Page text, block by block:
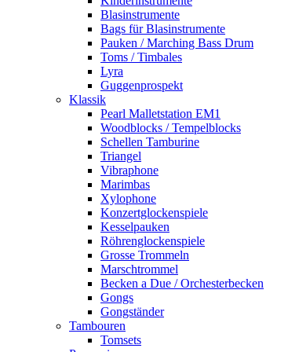
Blasinstrumente
Bags für Blasinstrumente
Pauken / Marching Bass Drum
Toms / Timbales
Lyra
Guggenprospekt
Klassik
Pearl Malletstation EM1
Woodblocks / Tempelblocks
Schellen Tamburine
Triangel
Vibraphone
Marimbas
Xylophone
Konzertglockenspiele
Kesselpauken
Röhren­glocken­spiele
Grosse Trommeln
Marschtrommel
Becken a Due / Orchester­becken
Gongs
Gongständer
Tambouren
Tomsets